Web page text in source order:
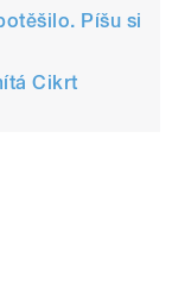
Píšu si
Cikrt